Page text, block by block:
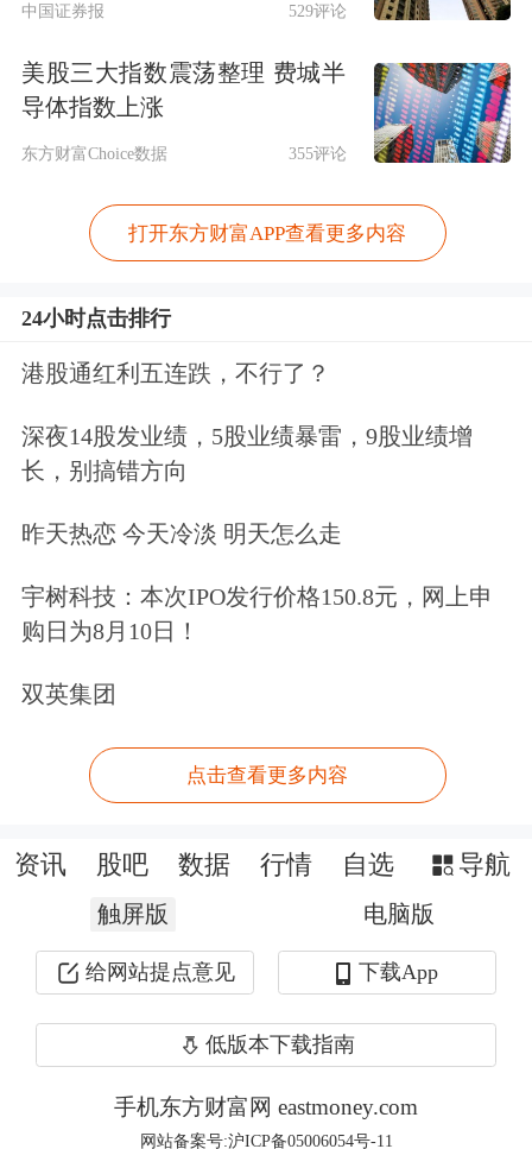
化天然气)业务。
事实上，这已经不是富士康第一次涉足
新能源行业。
早在2012年，富士康就已经开始投资布
局光伏产业，在山西、江苏、广西等多
个地方均有投资新能源项目，建设光伏
能源基地。
今年3月份，协鑫集成与富士康子公司
进富阳新能源科技(南阳)有限公司签订
了《战略合作框架协议》，双方就光伏
成合作意向。
据了解，本次合作规模为300MW，其
中地面集中式电站250MW，屋顶全额
上网型分布式电站50MW，将于2017年
富士康董事长郭台铭曾经表示，公司要
源将是集团下一个进军的方向。
业内认为，富士康资金和资源都相对富
中国证券报 529评论
美股三大指数震荡整理 费城半
导体指数上涨
东方财富Choice数据 355评论
打开东方财富APP查看更多内容
24小时点击排行
港股通红利五连跌，不行了？
深夜14股发业绩，5股业绩暴雷，9股业绩增
长，别搞错方向
昨天热恋 今天冷淡 明天怎么走
宇树科技：本次IPO发行价格150.8元，网上申
购日为8月10日！
双英集团
点击查看更多内容
资讯 股吧 数据 行情 自选 导航
触屏版 电脑版
给网站提点意见 下载App
低版本下载指南
手机东方财富网 eastmoney.com
网站备案号:沪ICP备05006054号-11